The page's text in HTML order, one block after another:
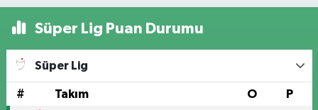
Süper Lig Puan Durumu
Süper Lig
# Takım O P